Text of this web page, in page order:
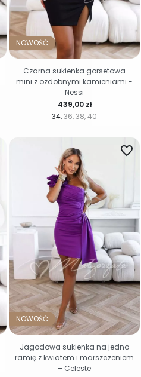
NOWOŚĆ
34 36 38 40
Cena
439,00 zł
Czarna sukienka gorsetowa
mini z ozdobnymi kamieniami -
Nessi
NOWOŚĆ
favorite_border
Jagodowa sukienka na jedno
ramię z kwiatem i marszczeniem
– Celeste